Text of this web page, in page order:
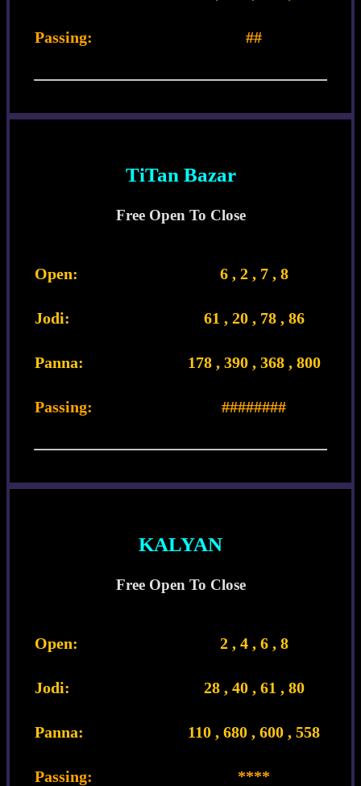
Passing: ##
TiTan Bazar
Free Open To Close
Open: 6 , 2 , 7 , 8
Jodi: 61 , 20 , 78 , 86
Panna: 178 , 390 , 368 , 800
Passing: ########
KALYAN
Free Open To Close
Open: 2 , 4 , 6 , 8
Jodi: 28 , 40 , 61 , 80
Panna: 110 , 680 , 600 , 558
Passing: ****